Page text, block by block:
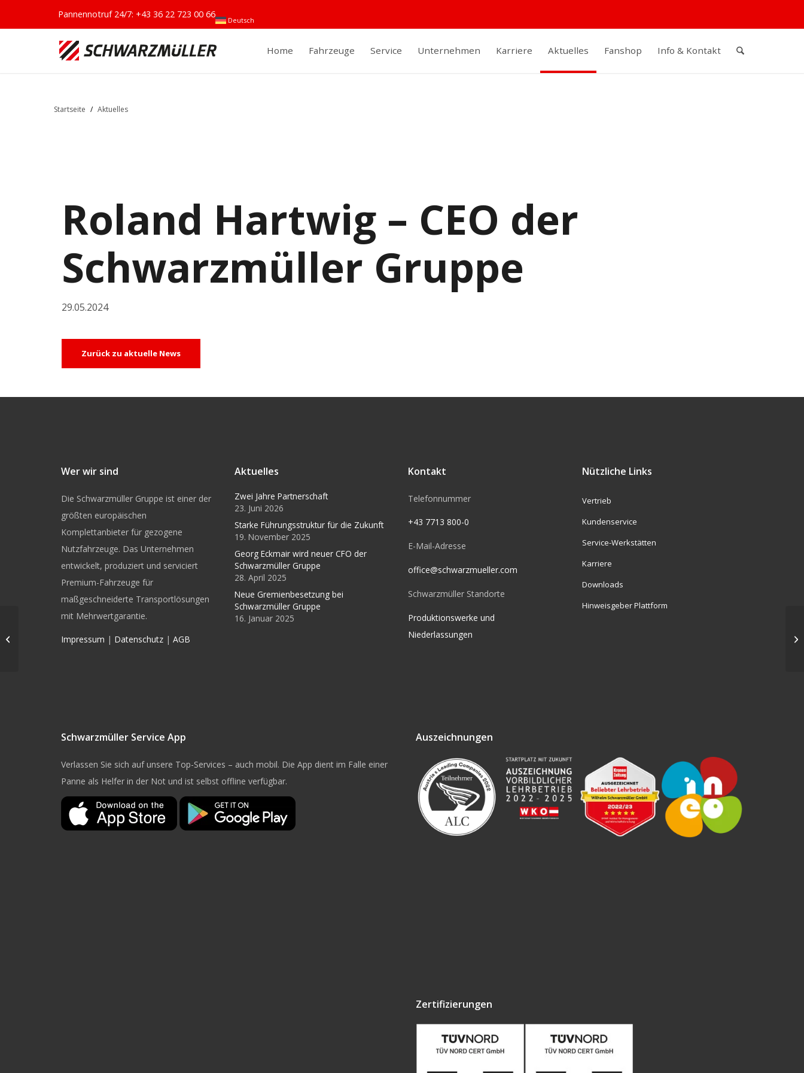
Deutsch
Pannennotruf 24/7: +43 36 22 723 00 66
Home Fahrzeuge Service Unternehmen Karriere Aktuelles Fanshop Info & Kontakt
Startseite / Aktuelles
Roland Hartwig – CEO der
Schwarzmüller Gruppe
29.05.2024
Zurück zu aktuelle News
Wer wir sind
Die Schwarzmüller Gruppe ist einer der
größten europäischen
Komplettanbieter für gezogene
Nutzfahrzeuge. Das Unternehmen
entwickelt, produziert und serviciert
Premium-Fahrzeuge für
maßgeschneiderte Transportlösungen
mit Mehrwertgarantie.
Impressum | Datenschutz | AGB
Aktuelles
Zwei Jahre Partnerschaft
23. Juni 2026
Starke Führungsstruktur für die Zukunft
19. November 2025
Georg Eckmair wird neuer CFO der
Schwarzmüller Gruppe
28. April 2025
Neue Gremienbesetzung bei
Schwarzmüller Gruppe
16. Januar 2025
Kontakt
Telefonnummer
+43 7713 800-0
E-Mail-Adresse
office@schwarzmueller.com
Schwarzmüller Standorte
Produktionswerke und
Niederlassungen
Nützliche Links
Vertrieb
Kundenservice
Service-Werkstätten
Karriere
Downloads
Hinweisgeber Plattform
Schwarzmüller Service App
Verlassen Sie sich auf unsere Top-Services – auch mobil. Die App dient im Falle einer
Panne als Helfer in der Not und ist selbst offline verfügbar.
Auszeichnungen
Zertifizierungen
der Schwarzmüller